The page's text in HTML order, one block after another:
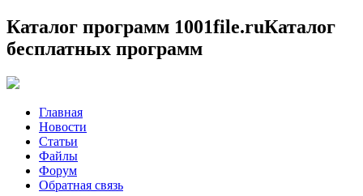
Каталог программ 1001file.ruКаталог
бесплатных программ
Главная
Новости
Статьи
Файлы
Форум
Обратная связь